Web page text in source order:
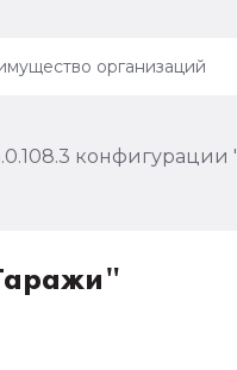
конфигурации